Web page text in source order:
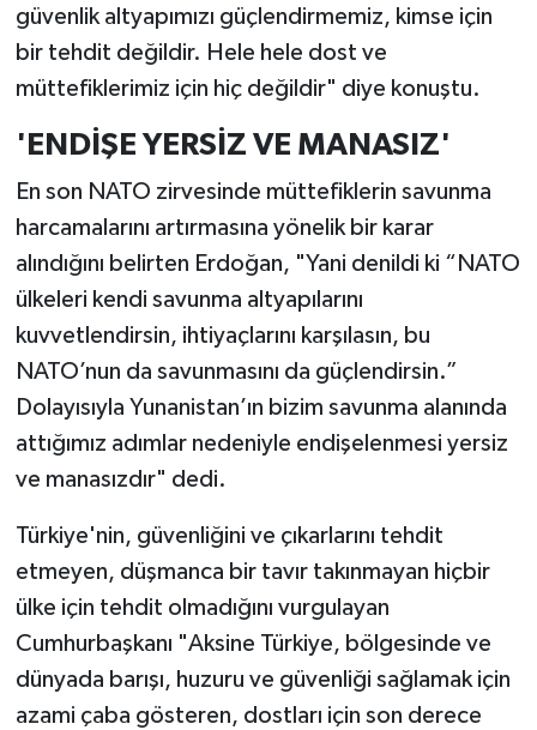
güvenlik altyapımızı güçlendirmemiz, kimse için
bir tehdit değildir. Hele hele dost ve
müttefiklerimiz için hiç değildir" diye konuştu.
'ENDİŞE YERSİZ VE MANASIZ'
En son NATO zirvesinde müttefiklerin savunma
harcamalarını artırmasına yönelik bir karar
alındığını belirten Erdoğan, "Yani denildi ki “NATO
ülkeleri kendi savunma altyapılarını
kuvvetlendirsin, ihtiyaçlarını karşılasın, bu
NATO’nun da savunmasını da güçlendirsin.”
Dolayısıyla Yunanistan’ın bizim savunma alanında
attığımız adımlar nedeniyle endişelenmesi yersiz
ve manasızdır" dedi.
Türkiye'nin, güvenliğini ve çıkarlarını tehdit
etmeyen, düşmanca bir tavır takınmayan hiçbir
ülke için tehdit olmadığını vurgulayan
Cumhurbaşkanı "Aksine Türkiye, bölgesinde ve
dünyada barışı, huzuru ve güvenliği sağlamak için
azami çaba gösteren, dostları için son derece